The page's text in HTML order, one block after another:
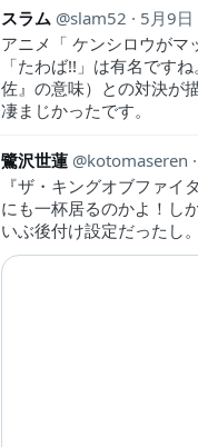
スラム slam52
5月9日
アニメ「 ケンシロウがマ
「たわば!!」は有名です
佐』の意味）との対決が
凄まじかったです。
鷺沢世蓮 kotomaseren
『ザ・キングオブファ
にも一杯居るのかよ！し
いぶ後付け設定だったし